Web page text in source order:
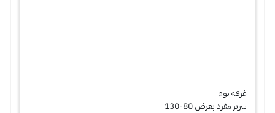
غرفة نوم
سرير مفرد بعرض 80-130